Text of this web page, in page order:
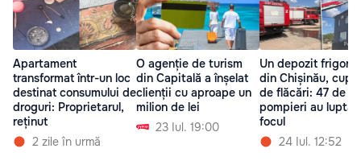
Apartament
transformat într-un loc
destinat consumului de
droguri: Proprietarul,
reținut
2 zile în urmă
O agenție de turism
din Capitală a înșelat
clienții cu aproape un
milion de lei
23 Iul. 19:00
Un depozit
din Chișinău,
de flăcări: 47 de
pompieri au luptat
focul
24 Iul. 12:52